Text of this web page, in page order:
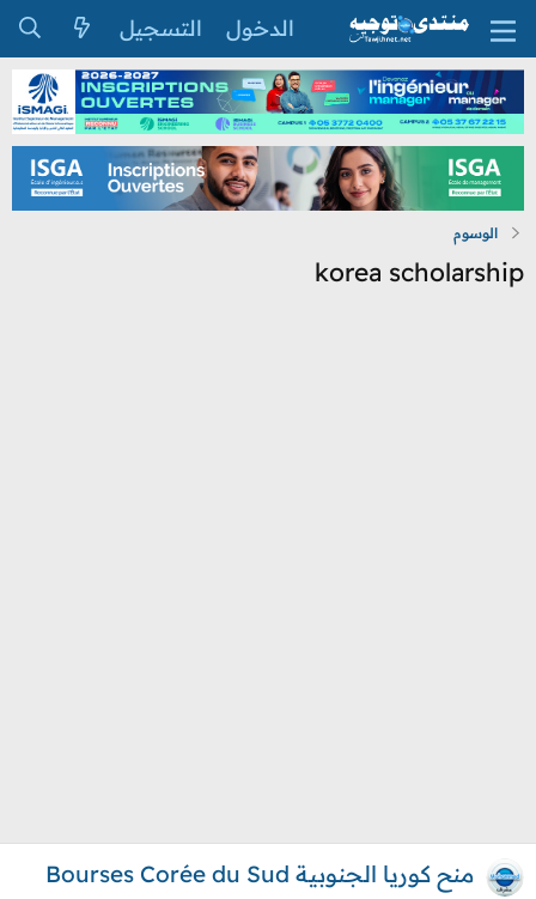
الدخول التسجيل
الوسوم
korea scholarship
منح كوريا الجنوبية Bourses Corée du Sud